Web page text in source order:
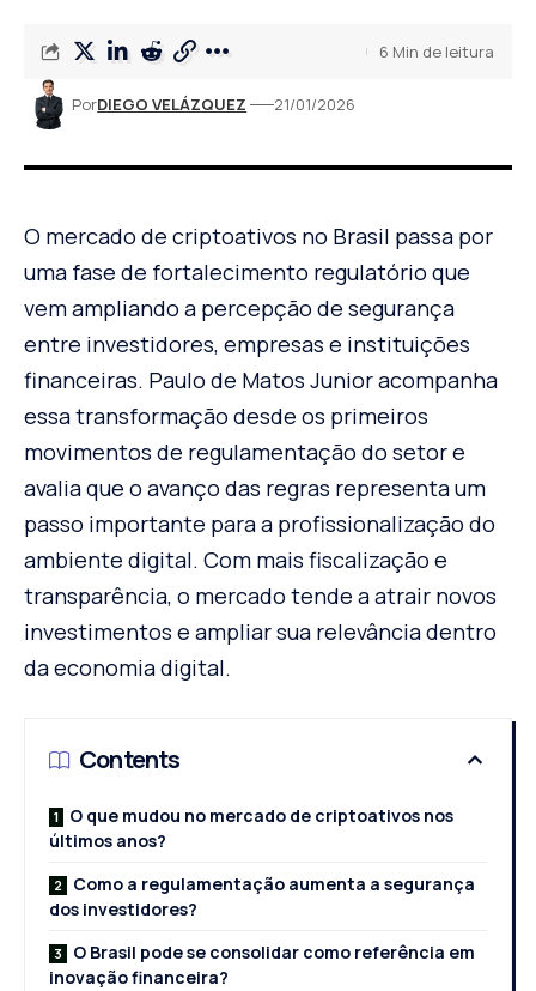
PorDIEGO VELÁZQUEZ 21/01/2026
6 Min de leitura
O mercado de criptoativos no Brasil passa por
uma fase de fortalecimento regulatório que
vem ampliando a percepção de segurança
entre investidores, empresas e instituições
financeiras. Paulo de Matos Junior acompanha
essa transformação desde os primeiros
movimentos de regulamentação do setor e
avalia que o avanço das regras representa um
passo importante para a profissionalização do
ambiente digital. Com mais fiscalização e
transparência, o mercado tende a atrair novos
investimentos e ampliar sua relevância dentro
da economia digital.
Contents
O que mudou no mercado de criptoativos nos
últimos anos?
Como a regulamentação aumenta a segurança
dos investidores?
O Brasil pode se consolidar como referência em
inovação financeira?